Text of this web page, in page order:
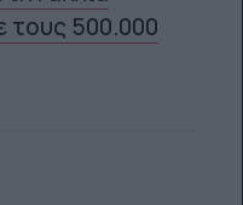
τους 500.000